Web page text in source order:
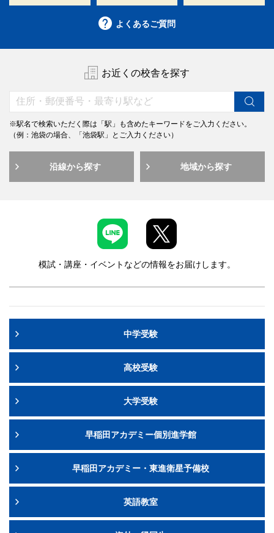
よくあるご質問
お近くの校舎を探す
※駅名で検索いただく際は「駅」も含めたキーワードをご入力ください。
（例：池袋の場合、「池袋駅」とご入力ください）
沿線から探す 地域から探す
模試・講座・イベントなどの情報をお届けします。
中学受験
高校受験
大学受験
早稲田アカデミー個別進学館
早稲田アカデミー・東進衛星予備校
英語教室